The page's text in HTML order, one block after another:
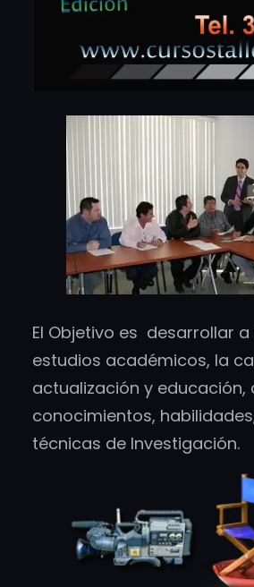
El Objetivo es desarrollar
estudios académicos, la
actualización y educación,
conocimientos,
técnicas de Investigación.